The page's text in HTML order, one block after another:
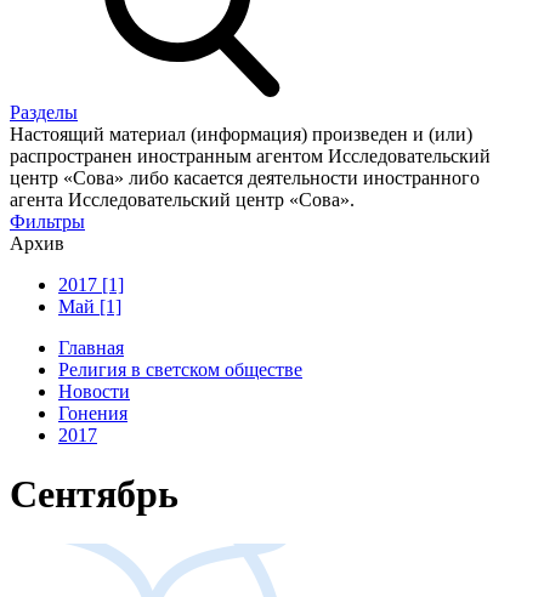
Разделы
Настоящий материал (информация) произведен и (или)
распространен иностранным агентом Исследовательский
центр «Сова» либо касается деятельности иностранного
агента Исследовательский центр «Сова».
Фильтры
Архив
2017 [1]
Май [1]
Главная
Религия в светском обществе
Новости
Гонения
2017
Сентябрь